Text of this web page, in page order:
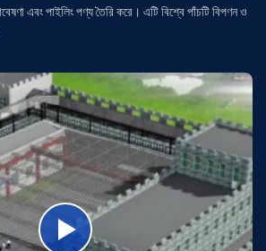
এবং পাইলিং পণ্য তৈরি করে। এটি বিশ্বে পাঁচটি বিপণন ও